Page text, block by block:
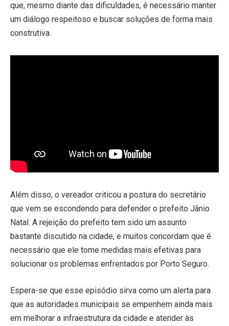
que, mesmo diante das dificuldades, é necessário manter
um diálogo respeitoso e buscar soluções de forma mais
construtiva.
Além disso, o vereador criticou a postura do secretário
que vem se escondendo para defender o prefeito Jânio
Natal. A rejeição do prefeito tem sido um assunto
bastante discutido na cidade, e muitos concordam que é
necessário que ele tome medidas mais efetivas para
solucionar os problemas enfrentados por Porto Seguro.
Espera-se que esse episódio sirva como um alerta para
que as autoridades municipais se empenhem ainda mais
em melhorar a infraestrutura da cidade e atender às